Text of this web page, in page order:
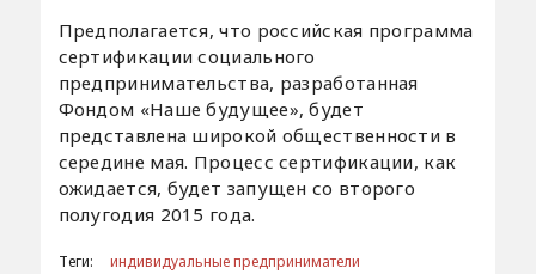
Предполагается, что российская программа
сертификации социального
предпринимательства, разработанная
Фондом «Наше будущее», будет
представлена широкой общественности в
середине мая. Процесс сертификации, как
ожидается, будет запущен со второго
полугодия 2015 года.
Теги:
индивидуальные предприниматели